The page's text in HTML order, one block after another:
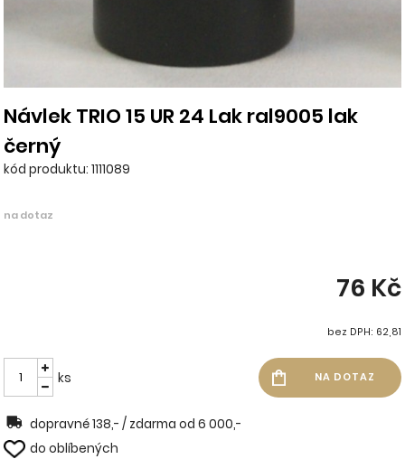
Návlek TRIO 15 UR 24 Lak ral9005 lak
černý
kód produktu: 1111089
na dotaz
76 Kč
bez DPH: 62,81
ks
dopravné 138,- / zdarma od 6 000,-
do oblíbených